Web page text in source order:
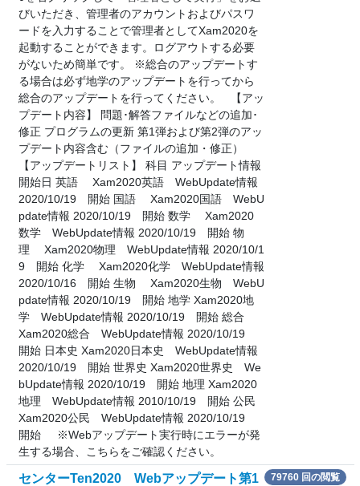
びいただき、管理者のアカウントおよびパスワ
ードを入力することで管理者としてXam2020を
起動することができます。ログアウトする必要
がないため簡単です。 ※総合のアップデートす
る場合は必ず地学のアップデートを行ってから
総合のアップデートを行ってください。 【アッ
プデート内容】 問題･解答ファイルなどの追加･
修正 プログラムの更新 第1弾および第2弾のアッ
プデート内容含む（ファイルの追加・修正）
【アップデートリスト】 科目 アップデート情報
開始日 英語 Xam2020英語 WebUpdate情報
2020/10/19 開始 国語 Xam2020国語 WebU
pdate情報 2020/10/19 開始 数学 Xam2020
数学 WebUpdate情報 2020/10/19 開始 物
理 Xam2020物理 WebUpdate情報 2020/10/1
9 開始 化学 Xam2020化学 WebUpdate情報
2020/10/16 開始 生物 Xam2020生物 WebU
pdate情報 2020/10/19 開始 地学 Xam2020地
学 WebUpdate情報 2020/10/19 開始 総合
Xam2020総合 WebUpdate情報 2020/10/19
開始 日本史 Xam2020日本史 WebUpdate情報
2020/10/19 開始 世界史 Xam2020世界史 We
bUpdate情報 2020/10/19 開始 地理 Xam2020
地理 WebUpdate情報 2010/10/19 開始 公民
Xam2020公民 WebUpdate情報 2020/10/19
開始 ※Webアップデート実行時にエラーが発
生する場合、こちらをご確認ください。
センターTen2020 Webアップデート第1
79760 回の閲覧